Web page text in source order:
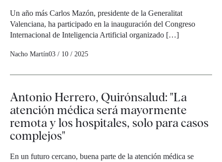
Un año más Carlos Mazón, presidente de la Generalitat
Valenciana, ha participado en la inauguración del Congreso
Internacional de Inteligencia Artificial organizado […]
Nacho Martín03 / 10 / 2025
Antonio Herrero, Quirónsalud: "La
atención médica será mayormente
remota y los hospitales, solo para casos
complejos"
En un futuro cercano, buena parte de la atención médica se